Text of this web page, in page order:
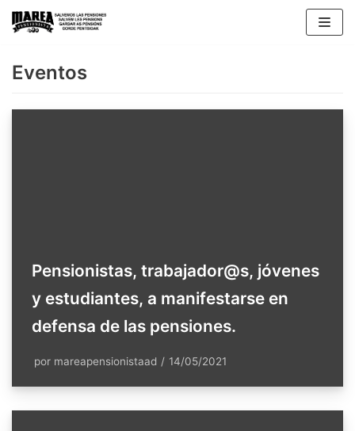
Saltar
Eventos
Pensionistas, trabajador@s, jóvenes
y estudiantes, a manifestarse en
defensa de las pensiones.
por mareapensionistaad 14/05/2021